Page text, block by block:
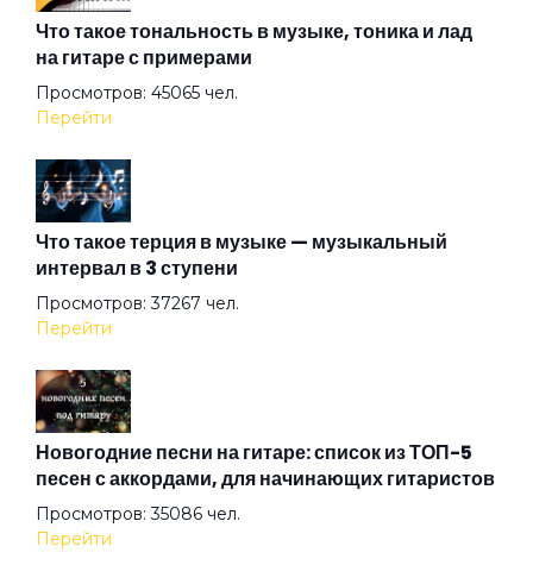
Взгляд туманный пьёт нирвану
Вот же это слово
Вот и тень моя...
Вот и я не иду до конца
Все вокруг боятся радости паяца
Всё остальное дым
Что такое тональность в музыке, тоника и лад
на гитаре с примерами
Просмотров: 45065 чел.
Перейти
Что такое терция в музыке — музыкальный
интервал в 3 ступени
Просмотров: 37267 чел.
Перейти
Новогодние песни на гитаре: список из ТОП-5
песен с аккордами, для начинающих гитаристов
Просмотров: 35086 чел.
Перейти